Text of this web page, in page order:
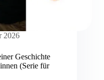
2026
Geschichte
(Serie für